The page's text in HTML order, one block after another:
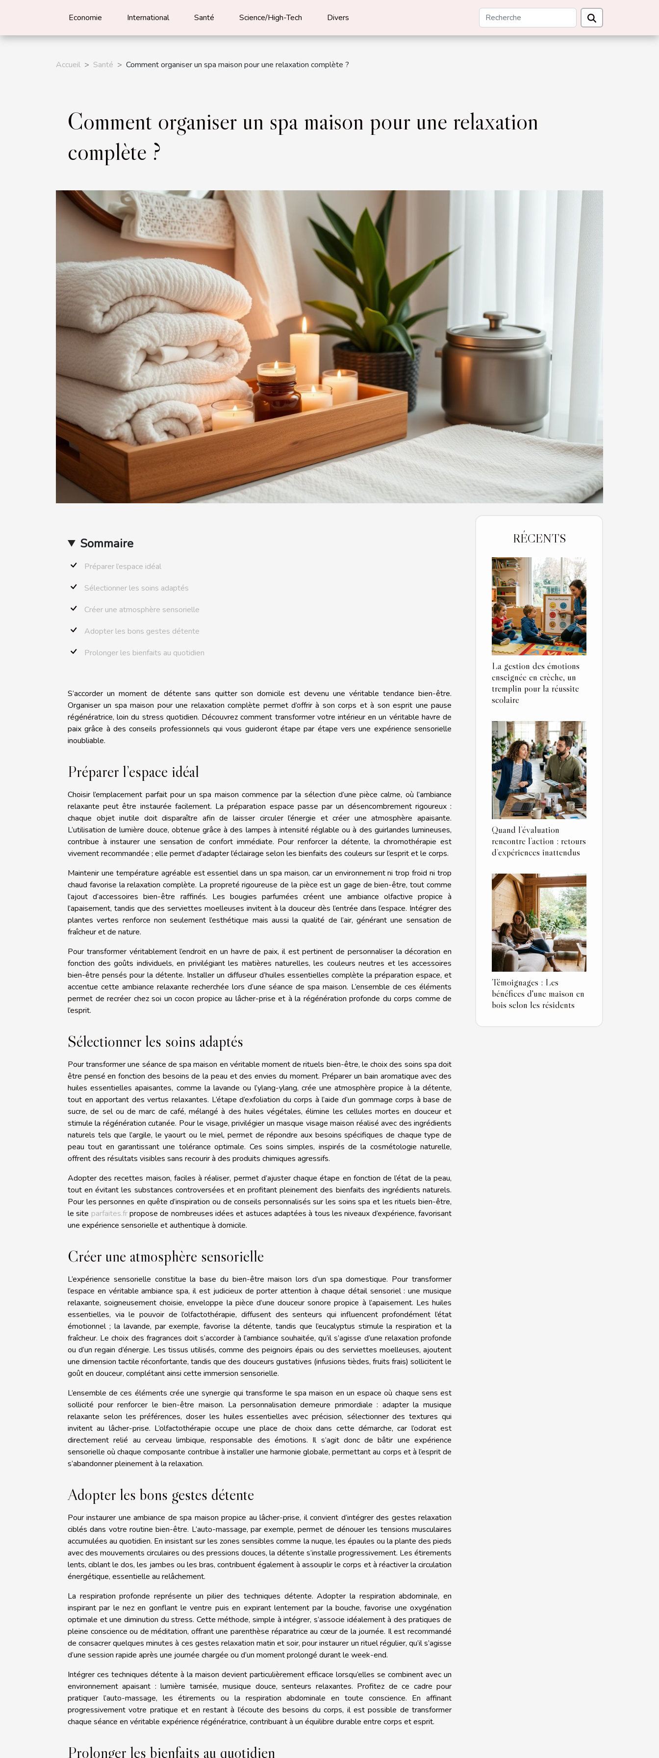
Economie International Santé Science/High-Tech Divers
Accueil Santé Comment organiser un spa maison pour une relaxation complète ?
Comment organiser un spa maison pour une relaxation
complète ?
Sommaire
Préparer l’espace idéal
Sélectionner les soins adaptés
Créer une atmosphère sensorielle
Adopter les bons gestes détente
Prolonger les bienfaits au quotidien
S’accorder un moment de détente sans quitter son domicile est devenu une véritable tendance bien-être.
Organiser un spa maison pour une relaxation complète permet d’offrir à son corps et à son esprit une pause
régénératrice, loin du stress quotidien. Découvrez comment transformer votre intérieur en un véritable havre de
paix grâce à des conseils professionnels qui vous guideront étape par étape vers une expérience sensorielle
inoubliable.
Préparer l’espace idéal
Choisir l’emplacement parfait pour un spa maison commence par la sélection d’une pièce calme, où l’ambiance
relaxante peut être instaurée facilement. La préparation espace passe par un désencombrement rigoureux :
chaque objet inutile doit disparaître afin de laisser circuler l’énergie et créer une atmosphère apaisante.
L’utilisation de lumière douce, obtenue grâce à des lampes à intensité réglable ou à des guirlandes lumineuses,
contribue à instaurer une sensation de confort immédiate. Pour renforcer la détente, la chromothérapie est
vivement recommandée ; elle permet d’adapter l’éclairage selon les bienfaits des couleurs sur l’esprit et le corps.
Maintenir une température agréable est essentiel dans un spa maison, car un environnement ni trop froid ni trop
chaud favorise la relaxation complète. La propreté rigoureuse de la pièce est un gage de bien-être, tout comme
l’ajout d’accessoires bien-être raffinés. Les bougies parfumées créent une ambiance olfactive propice à
l’apaisement, tandis que des serviettes moelleuses invitent à la douceur dès l’entrée dans l’espace. Intégrer des
plantes vertes renforce non seulement l’esthétique mais aussi la qualité de l’air, générant une sensation de
fraîcheur et de nature.
Pour transformer véritablement l’endroit en un havre de paix, il est pertinent de personnaliser la décoration en
fonction des goûts individuels, en privilégiant les matières naturelles, les couleurs neutres et les accessoires
bien-être pensés pour la détente. Installer un diffuseur d’huiles essentielles complète la préparation espace, et
accentue cette ambiance relaxante recherchée lors d’une séance de spa maison. L’ensemble de ces éléments
permet de recréer chez soi un cocon propice au lâcher-prise et à la régénération profonde du corps comme de
l’esprit.
Sélectionner les soins adaptés
Pour transformer une séance de spa maison en véritable moment de rituels bien-être, le choix des soins spa doit
être pensé en fonction des besoins de la peau et des envies du moment. Préparer un bain aromatique avec des
huiles essentielles apaisantes, comme la lavande ou l’ylang-ylang, crée une atmosphère propice à la détente,
tout en apportant des vertus relaxantes. L’étape d’exfoliation du corps à l’aide d’un gommage corps à base de
sucre, de sel ou de marc de café, mélangé à des huiles végétales, élimine les cellules mortes en douceur et
stimule la régénération cutanée. Pour le visage, privilégier un masque visage maison réalisé avec des ingrédients
naturels tels que l’argile, le yaourt ou le miel, permet de répondre aux besoins spécifiques de chaque type de
peau tout en garantissant une tolérance optimale. Ces soins simples, inspirés de la cosmétologie naturelle,
offrent des résultats visibles sans recourir à des produits chimiques agressifs.
Adopter des recettes maison, faciles à réaliser, permet d’ajuster chaque étape en fonction de l’état de la peau,
tout en évitant les substances controversées et en profitant pleinement des bienfaits des ingrédients naturels.
Pour les personnes en quête d’inspiration ou de conseils personnalisés sur les soins spa et les rituels bien-être,
le site parfaites.frpropose de nombreuses idées et astuces adaptées à tous les niveaux d’expérience, favorisant
une expérience sensorielle et authentique à domicile.
Créer une atmosphère sensorielle
L’expérience sensorielle constitue la base du bien-être maison lors d’un spa domestique. Pour transformer
l’espace en véritable ambiance spa, il est judicieux de porter attention à chaque détail sensoriel : une musique
relaxante, soigneusement choisie, enveloppe la pièce d’une douceur sonore propice à l’apaisement. Les huiles
essentielles, via le pouvoir de l’olfactothérapie, diffusent des senteurs qui influencent profondément l’état
émotionnel ; la lavande, par exemple, favorise la détente, tandis que l’eucalyptus stimule la respiration et la
fraîcheur. Le choix des fragrances doit s’accorder à l’ambiance souhaitée, qu’il s’agisse d’une relaxation profonde
ou d’un regain d’énergie. Les tissus utilisés, comme des peignoirs épais ou des serviettes moelleuses, ajoutent
une dimension tactile réconfortante, tandis que des douceurs gustatives (infusions tièdes, fruits frais) sollicitent le
goût en douceur, complétant ainsi cette immersion sensorielle.
L’ensemble de ces éléments crée une synergie qui transforme le spa maison en un espace où chaque sens est
sollicité pour renforcer le bien-être maison. La personnalisation demeure primordiale : adapter la musique
relaxante selon les préférences, doser les huiles essentielles avec précision, sélectionner des textures qui
invitent au lâcher-prise. L’olfactothérapie occupe une place de choix dans cette démarche, car l’odorat est
directement relié au cerveau limbique, responsable des émotions. Il s’agit donc de bâtir une expérience
sensorielle où chaque composante contribue à installer une harmonie globale, permettant au corps et à l’esprit de
s’abandonner pleinement à la relaxation.
Adopter les bons gestes détente
Pour instaurer une ambiance de spa maison propice au lâcher-prise, il convient d’intégrer des gestes relaxation
ciblés dans votre routine bien-être. L’auto-massage, par exemple, permet de dénouer les tensions musculaires
accumulées au quotidien. En insistant sur les zones sensibles comme la nuque, les épaules ou la plante des pieds
avec des mouvements circulaires ou des pressions douces, la détente s’installe progressivement. Les étirements
lents, ciblant le dos, les jambes ou les bras, contribuent également à assouplir le corps et à réactiver la circulation
énergétique, essentielle au relâchement.
La respiration profonde représente un pilier des techniques détente. Adopter la respiration abdominale, en
inspirant par le nez en gonflant le ventre puis en expirant lentement par la bouche, favorise une oxygénation
optimale et une diminution du stress. Cette méthode, simple à intégrer, s’associe idéalement à des pratiques de
pleine conscience ou de méditation, offrant une parenthèse réparatrice au cœur de la journée. Il est recommandé
de consacrer quelques minutes à ces gestes relaxation matin et soir, pour instaurer un rituel régulier, qu’il s’agisse
d’une session rapide après une journée chargée ou d’un moment prolongé durant le week-end.
Intégrer ces techniques détente à la maison devient particulièrement efficace lorsqu’elles se combinent avec un
environnement apaisant : lumière tamisée, musique douce, senteurs relaxantes. Profitez de ce cadre pour
pratiquer l’auto-massage, les étirements ou la respiration abdominale en toute conscience. En affinant
progressivement votre pratique et en restant à l’écoute des besoins du corps, il est possible de transformer
chaque séance en véritable expérience régénératrice, contribuant à un équilibre durable entre corps et esprit.
Prolonger les bienfaits au quotidien
RÉCENTS
La gestion des émotions
enseignée en crèche, un
tremplin pour la réussite
scolaire
Quand l’évaluation
rencontre l’action : retours
d’expériences inattendus
Témoignages : Les
bénéfices d'une maison en
bois selon les résidents